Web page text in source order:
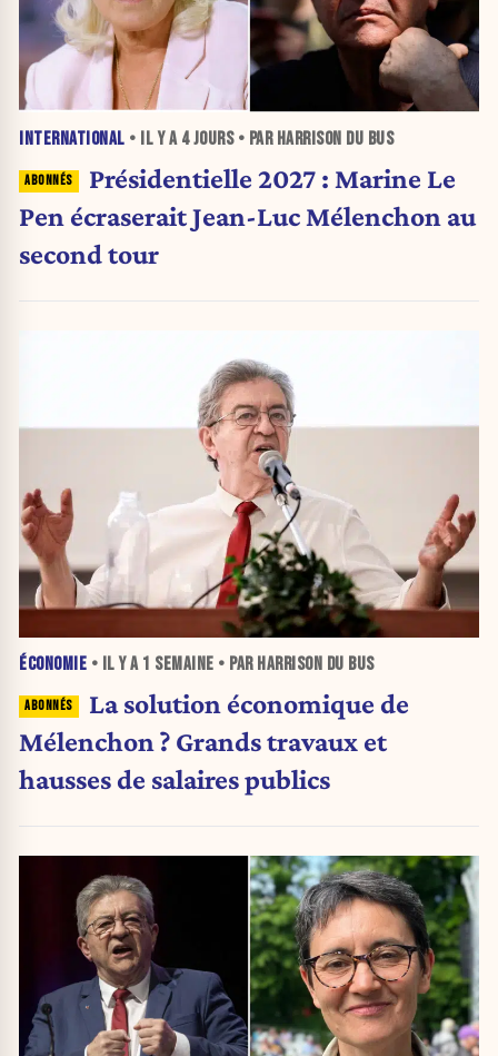
INTERNATIONAL • IL Y A 4 JOURS• PAR HARRISON DU BUS
Présidentielle 2027 : Marine Le
Pen écraserait Jean-Luc Mélenchon au
second tour
ÉCONOMIE • IL Y A 1 SEMAINE • PAR HARRISON DU BUS
La solution économique de
Mélenchon ? Grands travaux et
hausses de salaires publics